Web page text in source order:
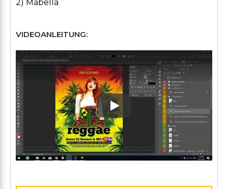
2) Mabella
VIDEOANLEITUNG:
Play: Keynote (Google I/O